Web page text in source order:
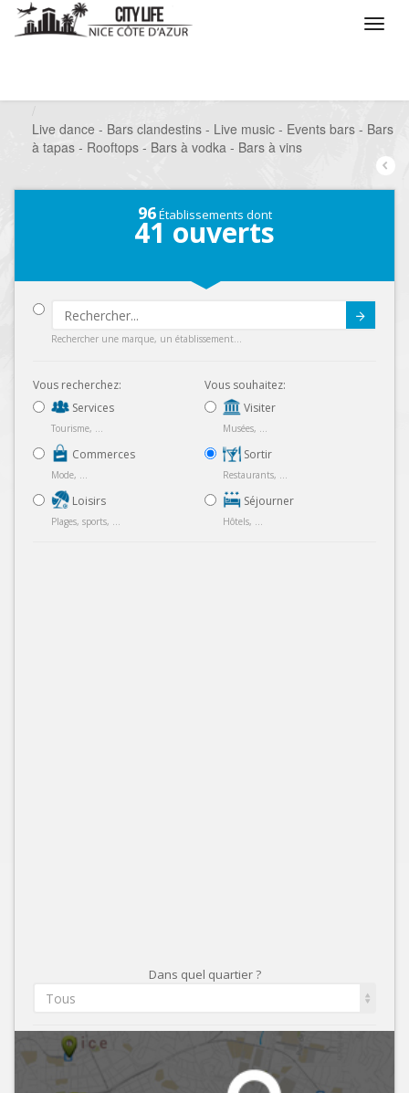
Live dance - Bars clandestins - Live music - Events bars - Bars
à tapas - Rooftops - Bars à vodka - Bars à vins
96Établissements dont
41 ouverts
Rechercher une marque, un établissement...
Vous recherchez:
Services
Tourisme, ...
Commerces
Mode, ...
Loisirs
Plages, sports, ...
Vous souhaitez:
Visiter
Musées, ...
Sortir
Restaurants, ...
Séjourner
Hôtels, ...
Dans quel quartier ?
Tous